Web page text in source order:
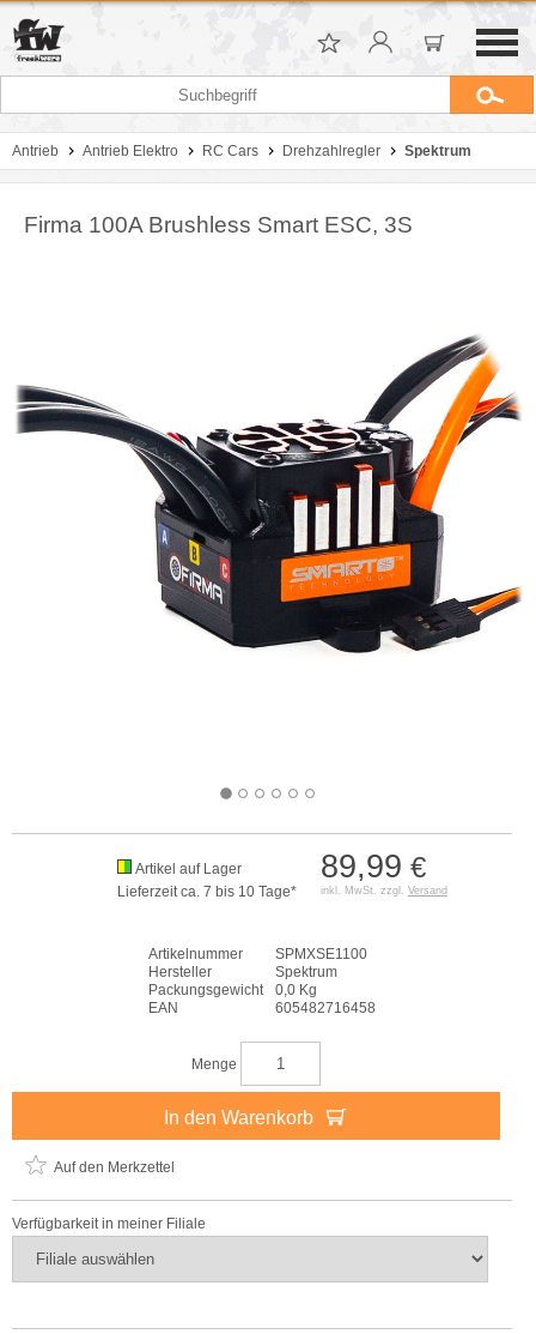
Antrieb Antrieb Elektro RC Cars Drehzahlregler Spektrum
Firma 100A Brushless Smart ESC, 3S
89,99 €
inkl. MwSt. zzgl. Versand
Artikel auf Lager
Lieferzeit ca. 7 bis 10 Tage*
Artikelnummer
SPMXSE1100
Hersteller
Spektrum
Packungsgewicht
0,0 Kg
EAN
605482716458
Menge
In den Warenkorb
Auf den Merkzettel
Verfügbarkeit in meiner Filiale